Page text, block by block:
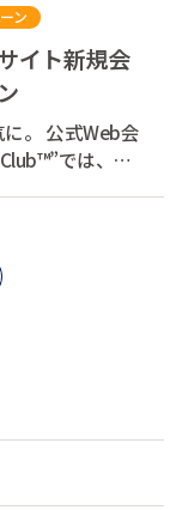
こちらの手順で
ます。
ン
イト新規会
。 公式Web会
では、お
在、会